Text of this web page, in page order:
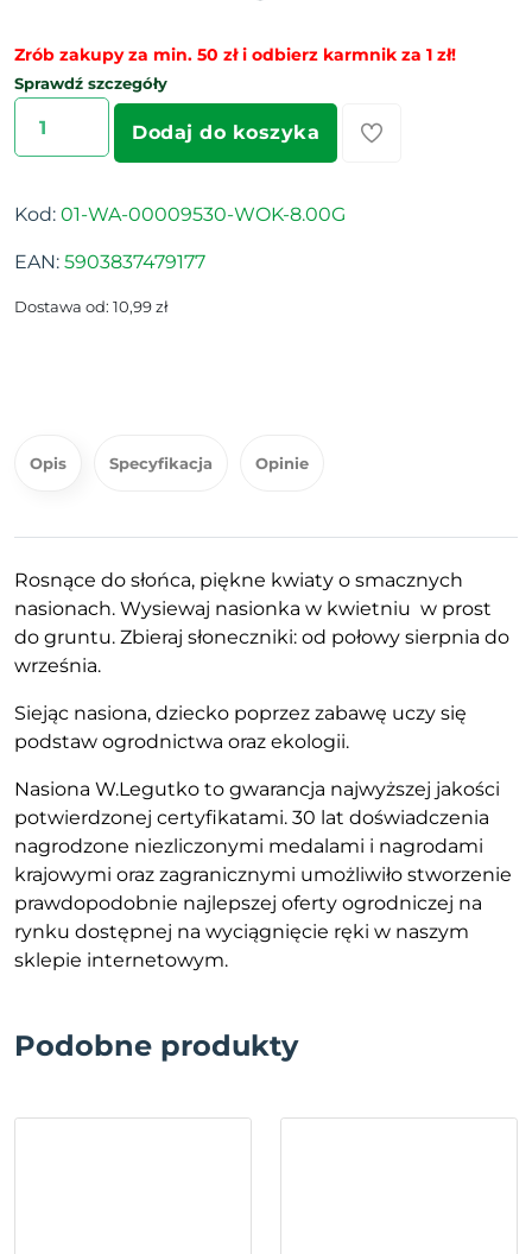
Zrób zakupy za min. 50 zł i odbierz karmnik za 1 zł!
Sprawdź szczegóły
Dodaj do koszyka
Kod: 01-WA-00009530-WOK-8.00G
EAN: 5903837479177
Dostawa od: 10,99 zł
Opis Specyfikacja Opinie
Rosnące do słońca, piękne kwiaty o smacznych
nasionach. Wysiewaj nasionka w kwietniu w prost
do gruntu. Zbieraj słoneczniki: od połowy sierpnia do
września.
Siejąc nasiona, dziecko poprzez zabawę uczy się
podstaw ogrodnictwa oraz ekologii.
Nasiona W.Legutko to gwarancja najwyższej jakości
potwierdzonej certyfikatami. 30 lat doświadczenia
nagrodzone niezliczonymi medalami i nagrodami
krajowymi oraz zagranicznymi umożliwiło stworzenie
prawdopodobnie najlepszej oferty ogrodniczej na
rynku dostępnej na wyciągnięcie ręki w naszym
sklepie internetowym.
Podobne produkty